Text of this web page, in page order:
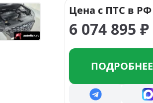
Цена с ПТС в РФ
6 074 895 ₽
ПОДРОБНЕЕ